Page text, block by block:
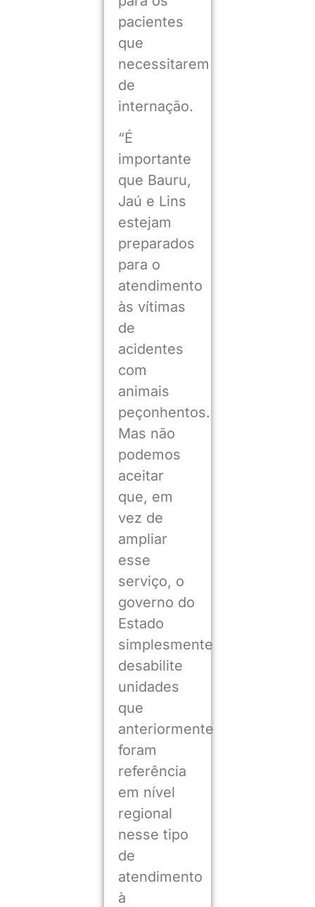
pacientes
que
necessitarem
de
internação.
“É
importante
que Bauru,
Jaú e Lins
estejam
preparados
para o
atendimento
às vítimas
de
acidentes
com
animais
peçonhentos.
Mas não
podemos
aceitar
que, em
vez de
ampliar
esse
serviço, o
governo do
Estado
simplesmente
desabilite
unidades
que
anteriormente
foram
referência
em nível
regional
nesse tipo
de
atendimento
à